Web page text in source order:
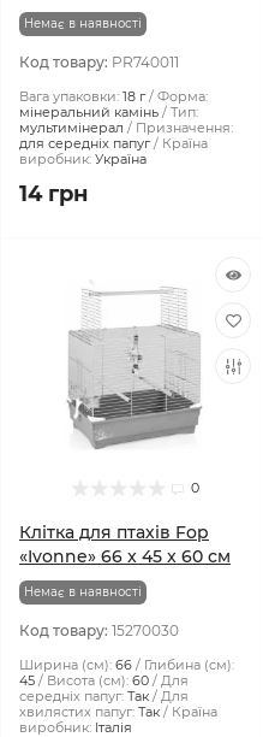
Немає в наявності
Код товару: PR740011
Вага упаковки: 18 г
Форма:
мінеральний камінь
Тип:
мультимінерал
Призначення:
для середніх папуг
Країна
виробник: Україна
14 грн
0
Клітка для птахів Fop
«Ivonne» 66 x 45 x 60 см
Немає в наявності
Код товару: 15270030
Ширина (см): 66
Глибина (см):
45
Висота (см): 60
Для
середніх папуг: Так
Для
хвилястих папуг: Так
Країна
виробник: Італія